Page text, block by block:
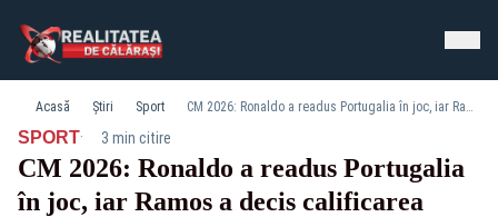
Acasă Știri Sport CM 2026: Ronaldo a readus Portugalia în joc, iar Ramos a decis calificarea dramatică în fața Croației
SPORT· 3 min citire
CM 2026: Ronaldo a readus Portugalia
în joc, iar Ramos a decis calificarea